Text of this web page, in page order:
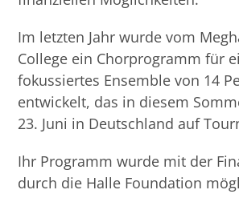
Im letzten Jahr wurde vom
College ein Chorprogramm für
fokussiertes Ensemble von 14
entwickelt, das in diesem
23. Juni in Deutschland auf
Ihr Programm wurde mit der
durch die Halle Foundation